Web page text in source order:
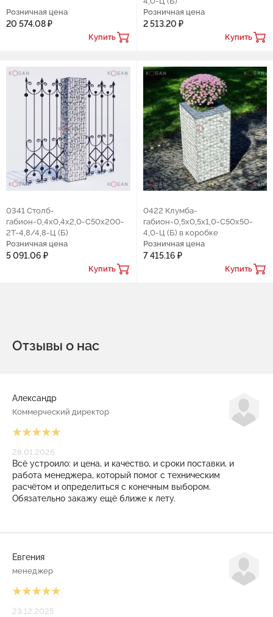
Розничная цена
20 574.08 ₽
Купить
Розничная цена
2 513.20 ₽
Купить
0341 Столб-
габион-0,4х0,4х2,0-С50х200-
2Т-4,8/4,8-Ц (Б)
Розничная цена
5 091.06 ₽
Купить
0422 Клумба-
габион-0,5х0,5х1,0-С50х50-
4,0-Ц (Б) в коробке
Розничная цена
7 415.16 ₽
Купить
Отзывы о нас
Александр
Коммерческий директор
28.01.2026
Всё устроило: и цена, и качество, и сроки поставки, и
работа менеджера, который помог с техническим
расчётом и определиться с конечным выбором.
Обязательно закажу ещё ближе к лету.
Евгения
менеджер
23.12.2025